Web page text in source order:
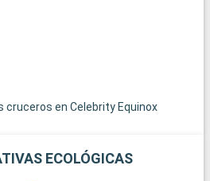
en Celebrity Equinox
ECOLÓGICAS